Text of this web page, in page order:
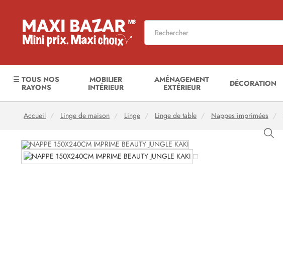
☰ TOUS NOS
RAYONS
MOBILIER
INTÉRIEUR
AMÉNAGEMENT
EXTÉRIEUR
DÉCORATION
Accueil Linge de maison Linge Linge de table Nappes imprimées